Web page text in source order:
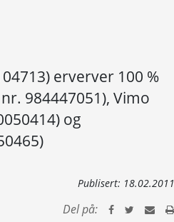
erverver 100 %
984447051), Vimo
og
Publisert: 18.02.2011
Del på: